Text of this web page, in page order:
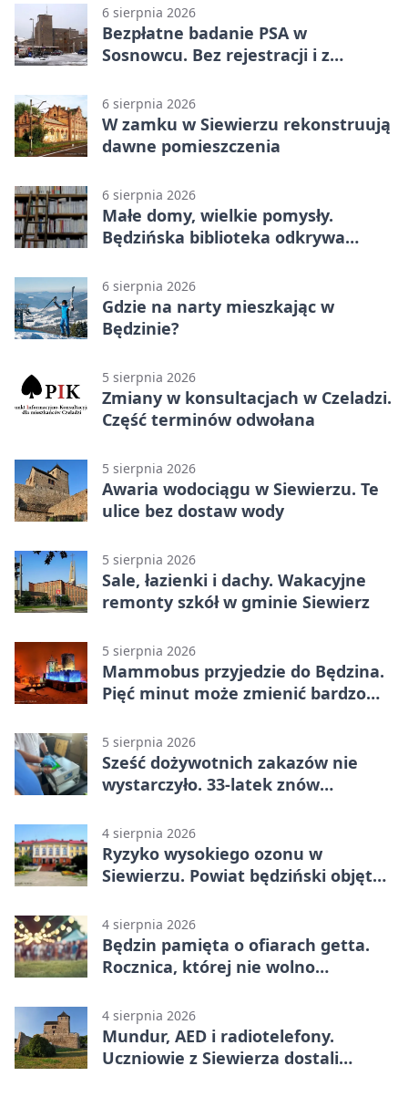
6 sierpnia 2026
Bezpłatne badanie PSA w
Sosnowcu. Bez rejestracji i z
6 sierpnia 2026
W zamku w Siewierzu rekonstruują
dawne pomieszczenia
6 sierpnia 2026
Małe domy, wielkie pomysły.
Będzińska biblioteka odkrywa
6 sierpnia 2026
Gdzie na narty mieszkając w
Będzinie?
5 sierpnia 2026
Zmiany w konsultacjach w Czeladzi.
Część terminów odwołana
5 sierpnia 2026
Awaria wodociągu w Siewierzu. Te
ulice bez dostaw wody
5 sierpnia 2026
Sale, łazienki i dachy. Wakacyjne
remonty szkół w gminie Siewierz
5 sierpnia 2026
Mammobus przyjedzie do Będzina.
Pięć minut może zmienić bardzo
5 sierpnia 2026
Sześć dożywotnich zakazów nie
wystarczyło. 33-latek znów
4 sierpnia 2026
Ryzyko wysokiego ozonu w
Siewierzu. Powiat będziński objęty
4 sierpnia 2026
Będzin pamięta o ofiarach getta.
Rocznica, której nie wolno
4 sierpnia 2026
Mundur, AED i radiotelefony.
Uczniowie z Siewierza dostali